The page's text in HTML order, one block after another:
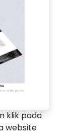
klik pada
website